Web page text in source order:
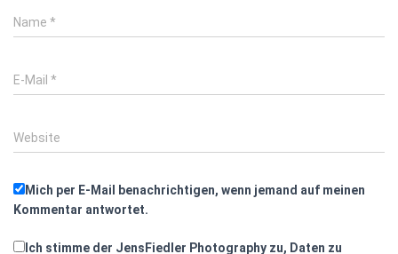
Name *
E-Mail *
Website
Mich per E-Mail benachrichtigen, wenn jemand auf meinen
Kommentar antwortet.
Ich stimme der JensFiedler Photography zu, Daten zu